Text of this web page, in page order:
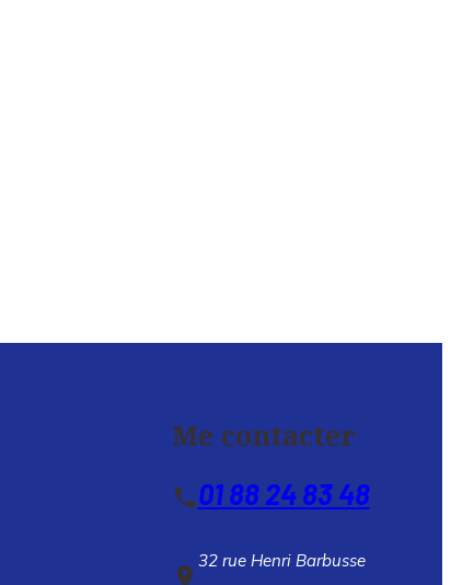
Me contacter
phone01 88 24 83 48
place
32 rue Henri Barbusse